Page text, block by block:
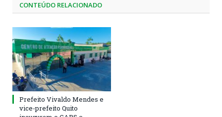
CONTEÚDO RELACIONADO
Prefeito Vivaldo Mendes e
vice-prefeito Quito